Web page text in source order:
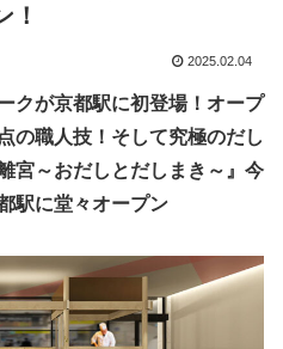
！
2025.02.04
クが京都駅に初登場！オープ
の職人技！そして究極のだし
宮～おだしとだしまき～』今
駅に堂々オープン